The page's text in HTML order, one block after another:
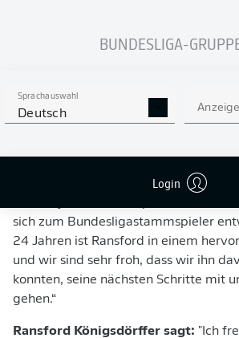
BUNDESLIGA-
Sprachauswahl
Deutsch
Login
ANGREIFER"
05-Sportdirektor Niko Bungert
passen wird. Er hat in den
sich zum Bundesligastammspieler
24 Jahren ist Ransford in einem
und wir sind sehr froh, dass wir ihn
konnten, seine nächsten Schritte mit
gehen.“
Ransford Königsdörffer sagt: "Ich